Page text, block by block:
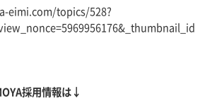
eimi.com/topics/528?
採用情報は↓